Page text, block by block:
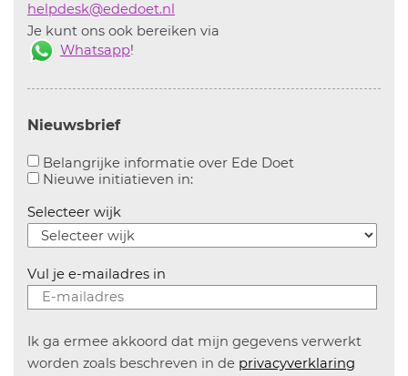
helpdesk@ededoet.nl
Je kunt ons ook bereiken via
Whatsapp!
Nieuwsbrief
Belangrijke informatie over Ede Doet
Nieuwe initiatieven in:Aanvinken om informatie over
Selecteer wijk
Vul je e-mailadres in
Ik ga ermee akkoord dat mijn gegevens verwerkt
worden zoals beschreven in de privacyverklaring